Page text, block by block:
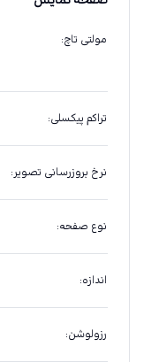
مولتی تاچ:
تراکم پیکسلی:
نرخ بروزرسانی تصویر:
نوع صفحه:
اندازه:
رزولوشن: